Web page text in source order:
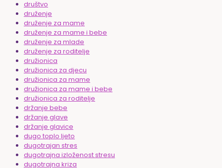
društvo
druženje
druženje za mame
druženje za mame i bebe
druženje za mlade
druženje za roditelje
družionica
družionica za djecu
družionica za mame
družionica za mame i bebe
družionica za roditelje
držanje bebe
držanje glave
držanje glavice
dugo toplo ljeto
dugotrajan stres
dugotrajna izloženost stresu
dugotrajna kriza